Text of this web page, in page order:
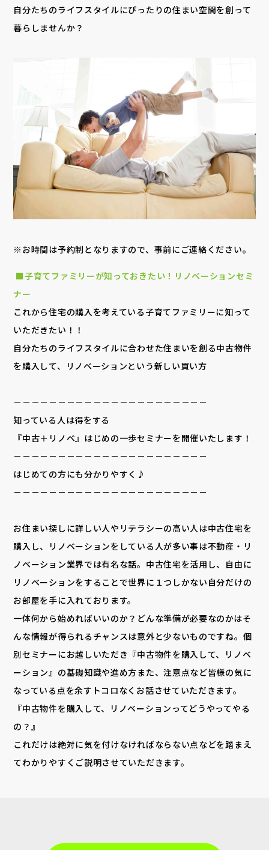
自分たちのライフスタイルにぴったりの住まい空間を創って
暮らしませんか？
※お時間は予約制となりますので、事前にご連絡ください。
■子育てファミリーが知っておきたい！リノベーションセミ
ナー
これから住宅の購入を考えている子育てファミリーに知って
いただきたい！！
自分たちのライフスタイルに合わせた住まいを創る中古物件
を購入して、リノベーションという新しい買い方
－－－－－－－－－－－－－－－－－－－－－－
知っている人は得をする
『中古＋リノベ』はじめの一歩セミナーを開催いたします！
－－－－－－－－－－－－－－－－－－－－－－
はじめての方にも分かりやすく♪
－－－－－－－－－－－－－－－－－－－－－－
お住まい探しに詳しい人やリテラシーの高い人は中古住宅を
購入し、リノベーションをしている人が多い事は不動産・リ
ノベーション業界では有名な話。中古住宅を活用し、自由に
リノベーションをすることで世界に１つしかない自分だけの
お部屋を手に入れております。
一体何から始めればいいのか？どんな準備が必要なのかはそ
んな情報が得られるチャンスは意外と少ないものですね。個
別セミナーにお越しいただき『中古物件を購入して、リノベ
ーション』の基礎知識や進め方また、注意点など皆様の気に
なっている点を余すトコロなくお話させていただきます。
『中古物件を購入して、リノベーションってどうやってやる
の？』
これだけは絶対に気を付けなければならない点などを踏まえ
てわかりやすくご説明させていただきます。